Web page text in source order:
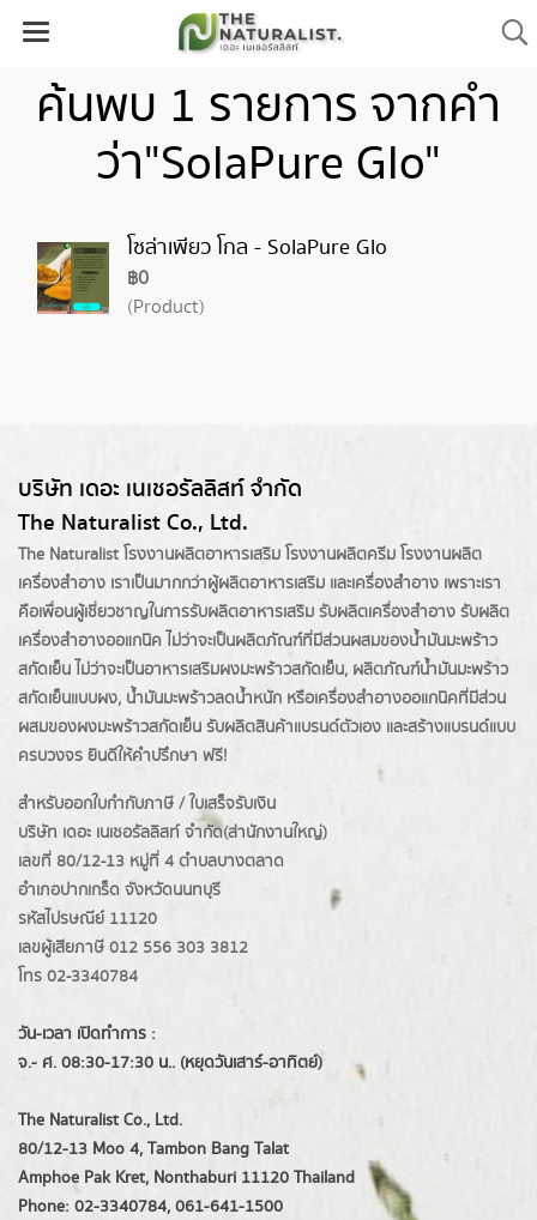
ค้นพบ 1 รายการ จากคำ
ว่า"SolaPure Glo"
โซล่าเพียว โกล - SolaPure Glo
฿0
(Product)
บริษัท เดอะ เนเชอรัลลิสท์ จำกัด
The Naturalist Co., Ltd.
The Naturalist โรงงานผลิตอาหารเสริม โรงงานผลิตครีม โรงงานผลิต
เครื่องสำอาง เราเป็นมากกว่าผู้ผลิตอาหารเสริม และเครื่องสำอาง เพราะเรา
คือเพื่อนผู้เชี่ยวชาญในการรับผลิตอาหารเสริม รับผลิตเครื่องสำอาง รับผลิต
เครื่องสำอางออแกนิค ไม่ว่าจะเป็นผลิตภัณฑ์ที่มีส่วนผสมของน้ำมันมะพร้าว
สกัดเย็น ไม่ว่าจะเป็นอาหารเสริมผงมะพร้าวสกัดเย็น, ผลิตภัณฑ์น้ำมันมะพร้าว
สกัดเย็นแบบผง, น้ำมันมะพร้าวลดน้ำหนัก หรือเครื่องสำอางออแกนิคที่มีส่วน
ผสมของผงมะพร้าวสกัดเย็น รับผลิตสินค้าแบรนด์ตัวเอง และสร้างแบรนด์แบบ
ครบวงจร ยินดีให้คำปรึกษา ฟรี!
สำหรับออกใบกำกับภาษี / ใบเสร็จรับเงิน
บริษัท เดอะ เนเชอรัลลิสท์ จำกัด(ส่านักงานใหญ่)
เลขที่ 80/12-13 หมู่ที่ 4 ตำบลบางตลาด
อำเภอปากเกร็ด จังหวัดนนทบุรี
รหัสไปรษณีย์ 11120
เลขผู้เสียภาษี 012 556 303 3812
โทร 02-3340784
วัน-เวลา เปิดทำการ :
จ.- ศ. 08:30-17:30 น.. (หยุดวันเสาร์-อาทิตย์)
The Naturalist Co., Ltd.
80/12-13 Moo 4, Tambon Bang Talat
Amphoe Pak Kret, Nonthaburi 11120 Thailand
Phone: 02-3340784, 061-641-1500